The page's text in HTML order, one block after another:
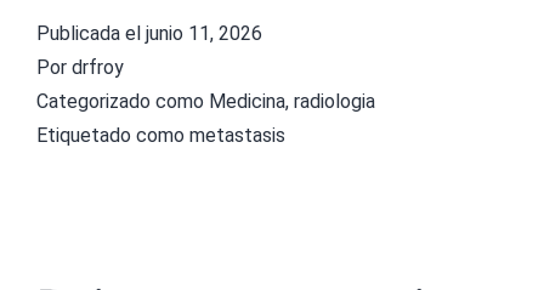
Publicada el junio 11, 2026
Por drfroy
Categorizado como Medicina, radiologia
Etiquetado como metastasis